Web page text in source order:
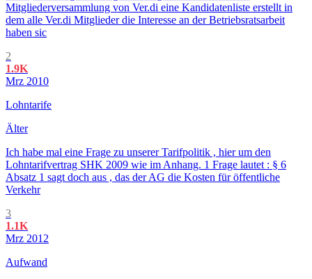
Mitgliederversammlung von Ver.di eine Kandidatenliste erstellt in
dem alle Ver.di Mitglieder die Interesse an der Betriebsratsarbeit
haben sic
2
1.9K
Mrz 2010
Lohntarife
Älter
Ich habe mal eine Frage zu unserer Tarifpolitik , hier um den
Lohntarifvertrag SHK 2009 wie im Anhang. 1 Frage lautet : § 6
Absatz 1 sagt doch aus , das der AG die Kosten für öffentliche
Verkehr
3
1.1K
Mrz 2012
Aufwand